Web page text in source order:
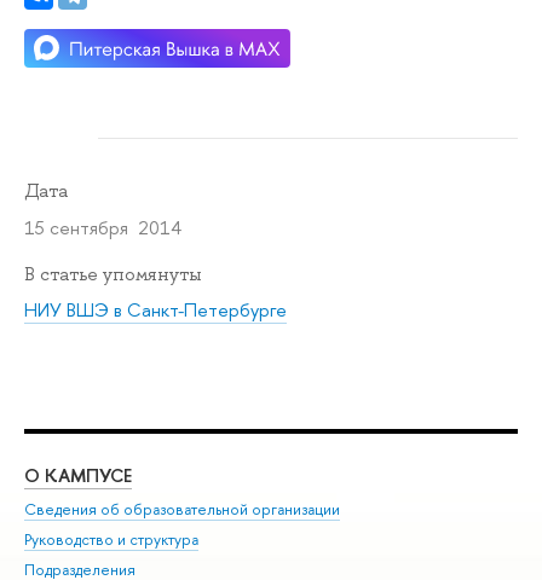
Дата
15 сентября 2014
В статье упомянуты
НИУ ВШЭ в Санкт-Петербурге
О КАМПУСЕ
Сведения об образовательной организации
Руководство и структура
Подразделения